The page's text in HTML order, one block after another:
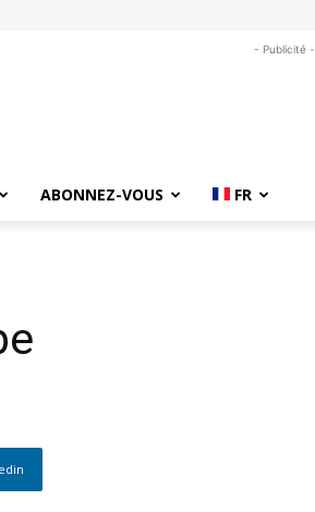
- Publicité -
ABONNEZ-VOUS FR